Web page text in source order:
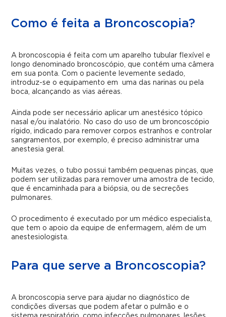
Como é feita a Broncoscopia?
A broncoscopia é feita com um aparelho tubular flexível e
longo denominado broncoscópio, que contém uma câmera
em sua ponta. Com o paciente levemente sedado,
introduz-se o equipamento em uma das narinas ou pela
boca, alcançando as vias aéreas.
Ainda pode ser necessário aplicar um anestésico tópico
nasal e/ou inalatório. No caso do uso de um broncoscópio
rígido, indicado para remover corpos estranhos e controlar
sangramentos, por exemplo, é preciso administrar uma
anestesia geral.
Muitas vezes, o tubo possui também pequenas pinças, que
podem ser utilizadas para remover uma amostra de tecido,
que é encaminhada para a biópsia, ou de secreções
pulmonares.
O procedimento é executado por um médico especialista,
que tem o apoio da equipe de enfermagem, além de um
anestesiologista.
Para que serve a Broncoscopia?
A broncoscopia serve para ajudar no diagnóstico de
condições diversas que podem afetar o pulmão e o